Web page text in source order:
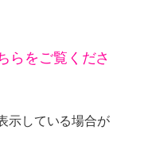
らをご覧くださ
示している場合が